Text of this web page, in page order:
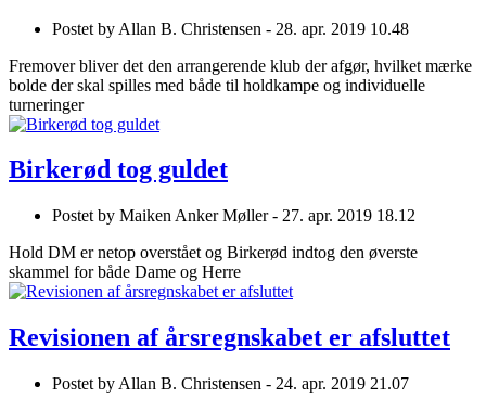
Postet by Allan B. Christensen - 28. apr. 2019 10.48
Fremover bliver det den arrangerende klub der afgør, hvilket mærke
bolde der skal spilles med både til holdkampe og individuelle
turneringer
Birkerød tog guldet
Postet by Maiken Anker Møller - 27. apr. 2019 18.12
Hold DM er netop overstået og Birkerød indtog den øverste
skammel for både Dame og Herre
Revisionen af årsregnskabet er afsluttet
Postet by Allan B. Christensen - 24. apr. 2019 21.07